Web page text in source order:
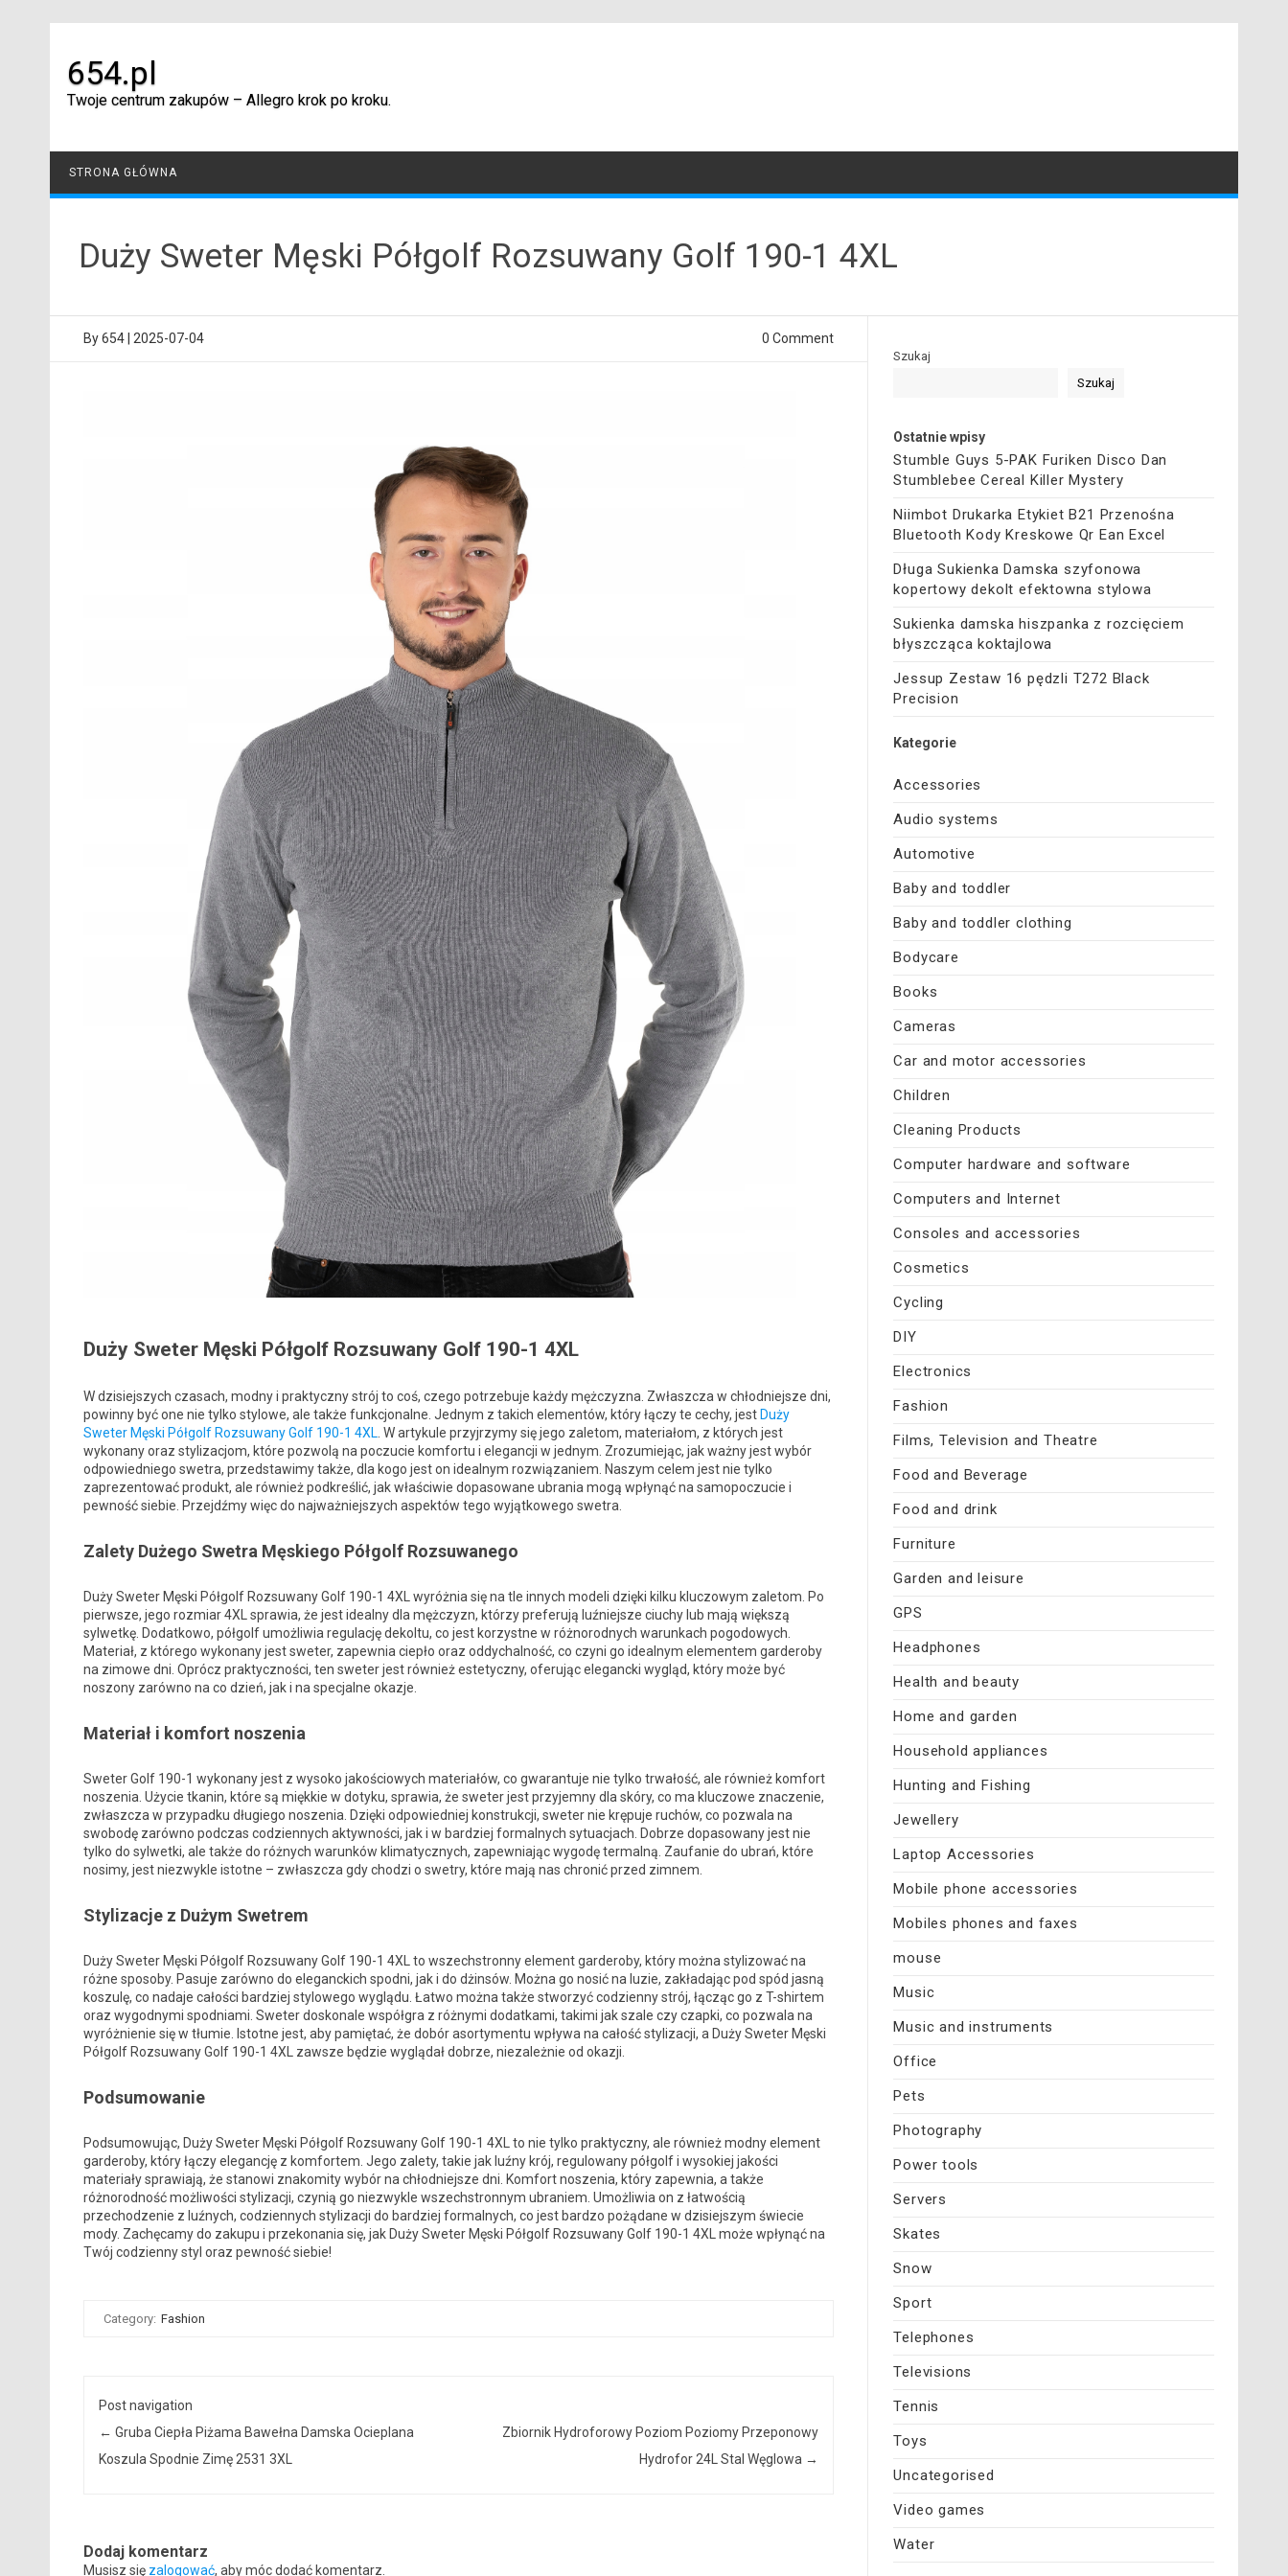
654.pl
Twoje centrum zakupów – Allegro krok po kroku.
STRONA GŁÓWNA
Duży Sweter Męski Półgolf Rozsuwany Golf 190-1 4XL
By654 2025-07-04 0 Comment
Duży Sweter Męski Półgolf Rozsuwany Golf 190-1 4XL
W dzisiejszych czasach, modny i praktyczny strój to coś, czego potrzebuje każdy mężczyzna. Zwłaszcza w chłodniejsze dni,
powinny być one nie tylko stylowe, ale także funkcjonalne. Jednym z takich elementów, który łączy te cechy, jest Duży
Sweter Męski Półgolf Rozsuwany Golf 190-1 4XL . W artykule przyjrzymy się jego zaletom, materiałom, z których jest
wykonany oraz stylizacjom, które pozwolą na poczucie komfortu i elegancji w jednym. Zrozumiejąc, jak ważny jest wybór
odpowiedniego swetra, przedstawimy także, dla kogo jest on idealnym rozwiązaniem. Naszym celem jest nie tylko
zaprezentować produkt, ale również podkreślić, jak właściwie dopasowane ubrania mogą wpłynąć na samopoczucie i
pewność siebie. Przejdźmy więc do najważniejszych aspektów tego wyjątkowego swetra.
Zalety Dużego Swetra Męskiego Półgolf Rozsuwanego
Duży Sweter Męski Półgolf Rozsuwany Golf 190-1 4XL wyróżnia się na tle innych modeli dzięki kilku kluczowym zaletom. Po
pierwsze, jego rozmiar 4XL sprawia, że jest idealny dla mężczyzn, którzy preferują luźniejsze ciuchy lub mają większą
sylwetkę. Dodatkowo, półgolf umożliwia regulację dekoltu, co jest korzystne w różnorodnych warunkach pogodowych.
Materiał, z którego wykonany jest sweter, zapewnia ciepło oraz oddychalność, co czyni go idealnym elementem garderoby
na zimowe dni. Oprócz praktyczności, ten sweter jest również estetyczny, oferując elegancki wygląd, który może być
noszony zarówno na co dzień, jak i na specjalne okazje.
Materiał i komfort noszenia
Sweter Golf 190-1 wykonany jest z wysoko jakościowych materiałów, co gwarantuje nie tylko trwałość, ale również komfort
noszenia. Użycie tkanin, które są miękkie w dotyku, sprawia, że sweter jest przyjemny dla skóry, co ma kluczowe znaczenie,
zwłaszcza w przypadku długiego noszenia. Dzięki odpowiedniej konstrukcji, sweter nie krępuje ruchów, co pozwala na
swobodę zarówno podczas codziennych aktywności, jak i w bardziej formalnych sytuacjach. Dobrze dopasowany jest nie
tylko do sylwetki, ale także do różnych warunków klimatycznych, zapewniając wygodę termalną. Zaufanie do ubrań, które
nosimy, jest niezwykle istotne – zwłaszcza gdy chodzi o swetry, które mają nas chronić przed zimnem.
Stylizacje z Dużym Swetrem
Duży Sweter Męski Półgolf Rozsuwany Golf 190-1 4XL to wszechstronny element garderoby, który można stylizować na
różne sposoby. Pasuje zarówno do eleganckich spodni, jak i do dżinsów. Można go nosić na luzie, zakładając pod spód jasną
koszulę, co nadaje całości bardziej stylowego wyglądu. Łatwo można także stworzyć codzienny strój, łącząc go z T-shirtem
oraz wygodnymi spodniami. Sweter doskonale współgra z różnymi dodatkami, takimi jak szale czy czapki, co pozwala na
wyróżnienie się w tłumie. Istotne jest, aby pamiętać, że dobór asortymentu wpływa na całość stylizacji, a Duży Sweter Męski
Półgolf Rozsuwany Golf 190-1 4XL zawsze będzie wyglądał dobrze, niezależnie od okazji.
Podsumowanie
Podsumowując, Duży Sweter Męski Półgolf Rozsuwany Golf 190-1 4XL to nie tylko praktyczny, ale również modny element
garderoby, który łączy elegancję z komfortem. Jego zalety, takie jak luźny krój, regulowany półgolf i wysokiej jakości
materiały sprawiają, że stanowi znakomity wybór na chłodniejsze dni. Komfort noszenia, który zapewnia, a także
różnorodność możliwości stylizacji, czynią go niezwykle wszechstronnym ubraniem. Umożliwia on z łatwością
przechodzenie z luźnych, codziennych stylizacji do bardziej formalnych, co jest bardzo pożądane w dzisiejszym świecie
mody. Zachęcamy do zakupu i przekonania się, jak Duży Sweter Męski Półgolf Rozsuwany Golf 190-1 4XL może wpłynąć na
Twój codzienny styl oraz pewność siebie!
Category: Fashion
Post navigation
← Gruba Ciepła Piżama Bawełna Damska Ocieplana
Koszula Spodnie Zimę 2531 3XL
Zbiornik Hydroforowy Poziom Poziomy Przeponowy
Hydrofor 24L Stal Węglowa →
Dodaj komentarz
Musisz się zalogować, aby móc dodać komentarz.
Szukaj
Szukaj
Ostatnie wpisy
Stumble Guys 5-PAK Furiken Disco Dan
Stumblebee Cereal Killer Mystery
Niimbot Drukarka Etykiet B21 Przenośna
Bluetooth Kody Kreskowe Qr Ean Excel
Długa Sukienka Damska szyfonowa
kopertowy dekolt efektowna stylowa
Sukienka damska hiszpanka z rozcięciem
błyszcząca koktajlowa
Jessup Zestaw 16 pędzli T272 Black
Precision
Kategorie
Accessories
Audio systems
Automotive
Baby and toddler
Baby and toddler clothing
Bodycare
Books
Cameras
Car and motor accessories
Children
Cleaning Products
Computer hardware and software
Computers and Internet
Consoles and accessories
Cosmetics
Cycling
DIY
Electronics
Fashion
Films, Television and Theatre
Food and Beverage
Food and drink
Furniture
Garden and leisure
GPS
Headphones
Health and beauty
Home and garden
Household appliances
Hunting and Fishing
Jewellery
Laptop Accessories
Mobile phone accessories
Mobiles phones and faxes
mouse
Music
Music and instruments
Office
Pets
Photography
Power tools
Servers
Skates
Snow
Sport
Telephones
Televisions
Tennis
Toys
Uncategorised
Video games
Water